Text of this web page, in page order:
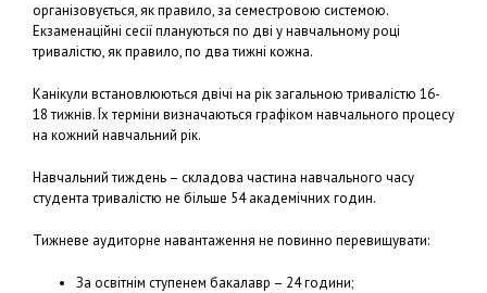
організовується, як правило, за семестровою системою.
Екзаменаційні сесії плануються по дві у навчальному році
тривалістю, як правило, по два тижні кожна.
Канікули встановлюються двічі на рік загальною тривалістю 16-
18 тижнів. Їх терміни визначаються графіком навчального процесу
на кожний навчальний рік.
Навчальний тиждень – складова частина навчального часу
студента тривалістю не більше 54 академічних годин.
Тижневе аудиторне навантаження не повинно перевищувати:
За освітнім ступенем бакалавр – 24 години;